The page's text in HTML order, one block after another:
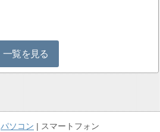
一覧を見る
パソコン スマートフォン